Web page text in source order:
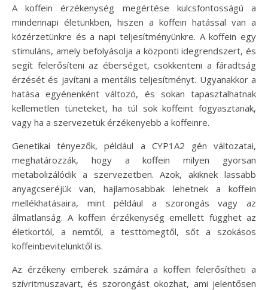
A koffein érzékenység megértése kulcsfontosságú a
mindennapi életünkben, hiszen a koffein hatással van a
közérzetünkre és a napi teljesítményünkre. A koffein egy
stimuláns, amely befolyásolja a központi idegrendszert, és
segít felerősíteni az éberséget, csökkenteni a fáradtság
érzését és javítani a mentális teljesítményt. Ugyanakkor a
hatása egyénenként változó, és sokan tapasztalhatnak
kellemetlen tüneteket, ha túl sok koffeint fogyasztanak,
vagy ha a szervezetük érzékenyebb a koffeinre.
Genetikai tényezők, például a CYP1A2 gén változatai,
meghatározzák, hogy a koffein milyen gyorsan
metabolizálódik a szervezetben. Azok, akiknek lassabb
anyagcseréjük van, hajlamosabbak lehetnek a koffein
mellékhatásaira, mint például a szorongás vagy az
álmatlanság. A koffein érzékenység emellett függhet az
életkortól, a nemtől, a testtömegtől, sőt a szokásos
koffeinbevitelünktől is.
Az érzékeny emberek számára a koffein felerősítheti a
szívritmuszavart, és szorongást okozhat, ami jelentősen